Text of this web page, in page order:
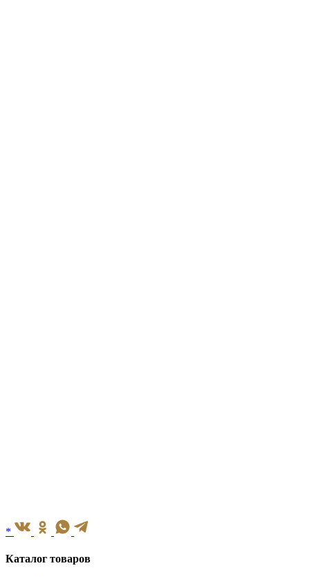
*
Каталог товаров